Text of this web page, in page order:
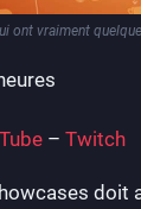
ont vraiment
– Twitch
doit